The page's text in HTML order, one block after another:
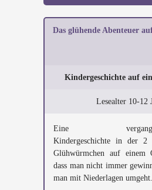
Das glühende Abenteuer
Kindergeschichte auf
Lesealter 10-12
Eine
Kindergeschichte in der
Glühwürmchen auf einem
dass man nicht immer
man mit Niederlagen